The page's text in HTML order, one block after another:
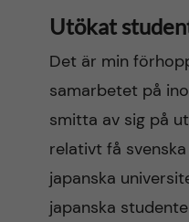
Utökat
Det är min
samarbetet på
smitta av sig på
relativt få
japanska
japanska